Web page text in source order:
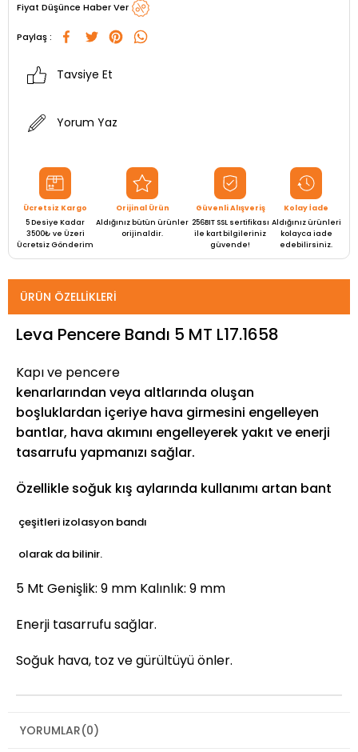
Fiyat Düşünce Haber Ver
Paylaş :
Tavsiye Et
Yorum Yaz
Ücretsiz Kargo
5 Desiye Kadar
3500₺ ve Üzeri
Ücretsiz Gönderim
Orijinal Ürün
Aldığınız bütün ürünler
orijinaldir.
Güvenli Alışveriş
256BIT SSL sertifikası
ile kart bilgileriniz
güvende!
Kolay İade
Aldığınız ürünleri
kolayca iade
edebilirsiniz.
ÜRÜN ÖZELLIKLERI
Leva Pencere Bandı 5 MT L17.1658
Kapı ve pencere
kenarlarından veya altlarında oluşan
boşluklardan içeriye hava girmesini engelleyen
bantlar, hava akımını engelleyerek yakıt ve enerji
tasarrufu yapmanızı sağlar.
Özellikle soğuk kış aylarında kullanımı artan bant
çeşitleri izolasyon bandı
olarak da bilinir.
5 Mt Genişlik: 9 mm Kalınlık: 9 mm
Enerji tasarrufu sağlar.
Soğuk hava, toz ve gürültüyü önler.
YORUMLAR(0)